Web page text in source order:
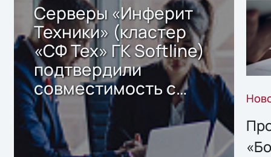
Серверы «Инферит
Техники» (кластер
«СФ Тех» ГК Softline)
подтвердили
совместимость с
решением Sharx
Storage 2.x для
хранения данных